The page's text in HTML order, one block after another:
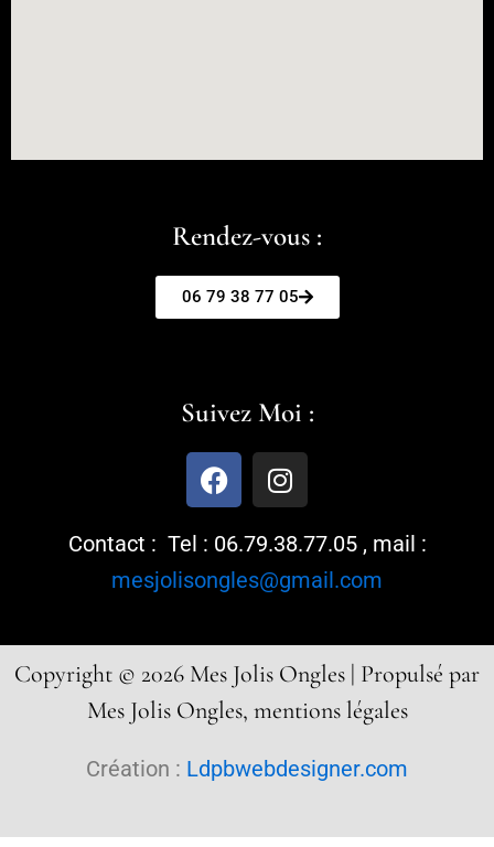
Rendez-vous :
06 79 38 77 05
Suivez Moi :
F
a
e
b
o
I
n
t
a
g
a
m
Contact : Tel : 06.79.38.77.05 , mail :
mesjolisongles@gmail.com
Copyright © 2026 Mes Jolis Ongles | Propulsé par
Mes Jolis Ongles, mentions légales
Création : Ldpbwebdesigner.com